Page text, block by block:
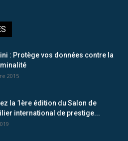
: Protège vos données contre la
2015
la 1ère édition du Salon de
international de prestige...